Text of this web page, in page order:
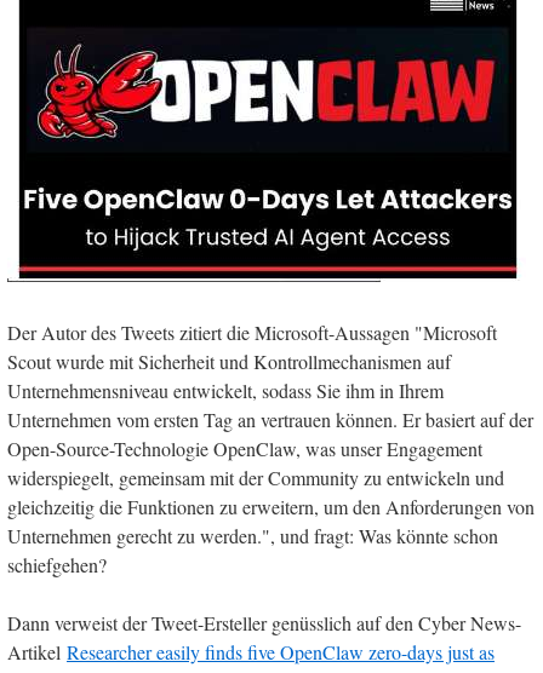
Der Autor des Tweets zitiert die Microsoft-Aussagen "Microsoft
Scout wurde mit Sicherheit und Kontrollmechanismen auf
Unternehmensniveau entwickelt, sodass Sie ihm in Ihrem
Unternehmen vom ersten Tag an vertrauen können. Er basiert auf der
Open-Source-Technologie OpenClaw, was unser Engagement
widerspiegelt, gemeinsam mit der Community zu entwickeln und
gleichzeitig die Funktionen zu erweitern, um den Anforderungen von
Unternehmen gerecht zu werden.", und fragt: Was könnte schon
schiefgehen?
Dann verweist der Tweet-Ersteller genüsslich auf den Cyber News-
Artikel Researcher easily finds five OpenClaw zero-days just as